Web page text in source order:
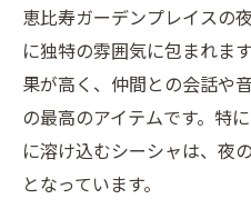
恵比寿ガーデンプレイスの
に独特の雰囲気に包まれま
果が高く、仲間との会話や
の最高のアイテムです。特
に溶け込むシーシャは、夜
となっています。